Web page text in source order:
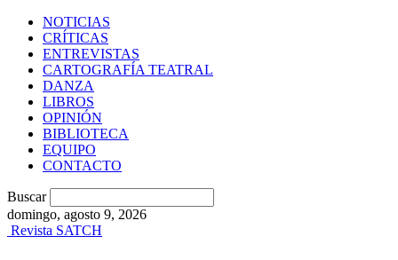
NOTICIAS
CRÍTICAS
ENTREVISTAS
CARTOGRAFÍA TEATRAL
DANZA
LIBROS
OPINIÓN
BIBLIOTECA
EQUIPO
CONTACTO
Buscar
domingo, agosto 9, 2026
Revista SATCH